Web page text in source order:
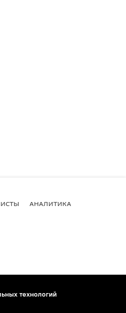
АНАЛИТИКА
технологий